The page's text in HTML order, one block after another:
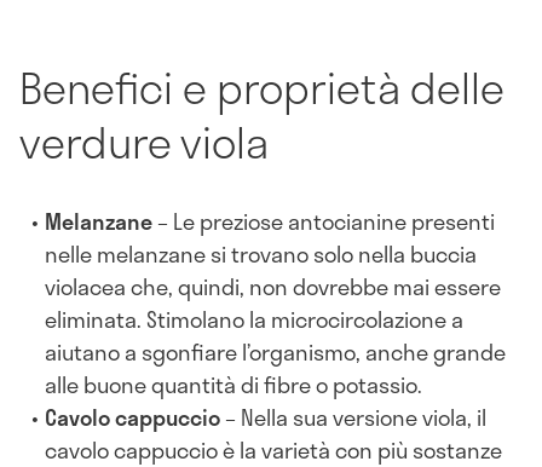
Benefici e proprietà delle
verdure viola
Melanzane– Le preziose antocianine presenti
nelle melanzane si trovano solo nella buccia
violacea che, quindi, non dovrebbe mai essere
eliminata. Stimolano la microcircolazione a
aiutano a sgonfiare l’organismo, anche grande
alle buone quantità di fibre o potassio.
Cavolo cappuccio– Nella sua versione viola, il
cavolo cappuccio è la varietà con più sostanze